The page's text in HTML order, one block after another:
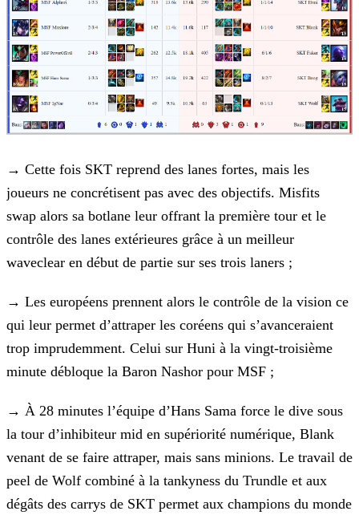
→ Cette fois SKT reprend des lanes fortes, mais les
joueurs ne concrétisent pas avec des objectifs. Misfits
swap alors sa botlane leur offrant la première tour et le
contrôle des lanes extérieures grâce à un meilleur
waveclear en début de partie sur ses trois laners ;
→ Les européens prennent alors le contrôle de la vision ce
qui leur permet d’attraper les coréens qui s’avanceraient
trop imprudemment. Celui sur Huni à la vingt-troisième
minute débloque la Baron Nashor pour MSF ;
→ À 28 minutes l’équipe d’Hans Sama force le dive sous
la tour d’inhibiteur mid en supériorité numérique, Blank
venant de se faire attraper, mais sans minions. Le travail de
peel de Wolf combiné à la tankyness du Trundle et aux
dégâts des carrys de SKT permet aux champions du monde